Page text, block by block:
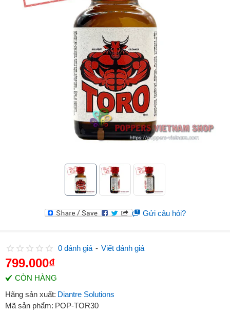
Gửi câu hỏi?
CÒN HÀNG
Hãng sản xuất: Diantre Solutions
Mã sản phẩm: POP-TOR30
0 đánh giá - Viết đánh giá
799.000₫